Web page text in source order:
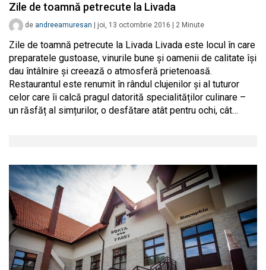
Zile de toamnă petrecute la Livada
de andreeamuresan joi, 13 octombrie 2016 2 Minute
Zile de toamnă petrecute la Livada Livada este locul în care
preparatele gustoase, vinurile bune și oamenii de calitate își
dau întâlnire și creează o atmosferă prietenoasă.
Restaurantul este renumit în rândul clujenilor și al tuturor
celor care îi calcă pragul datorită specialităților culinare –
un răsfăț al simțurilor, o desfătare atât pentru ochi, cât…